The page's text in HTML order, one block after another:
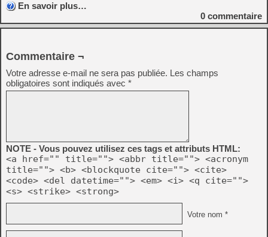
En savoir plus…
0 commentaire
Commentaire ¬
Votre adresse e-mail ne sera pas publiée. Les champs
obligatoires sont indiqués avec *
NOTE - Vous pouvez utilisez ces tags et attributs HTML:
<a href="" title=""> <abbr title=""> <acronym
title=""> <b> <blockquote cite=""> <cite>
<code> <del datetime=""> <em> <i> <q cite="">
<s> <strike> <strong>
Votre nom *